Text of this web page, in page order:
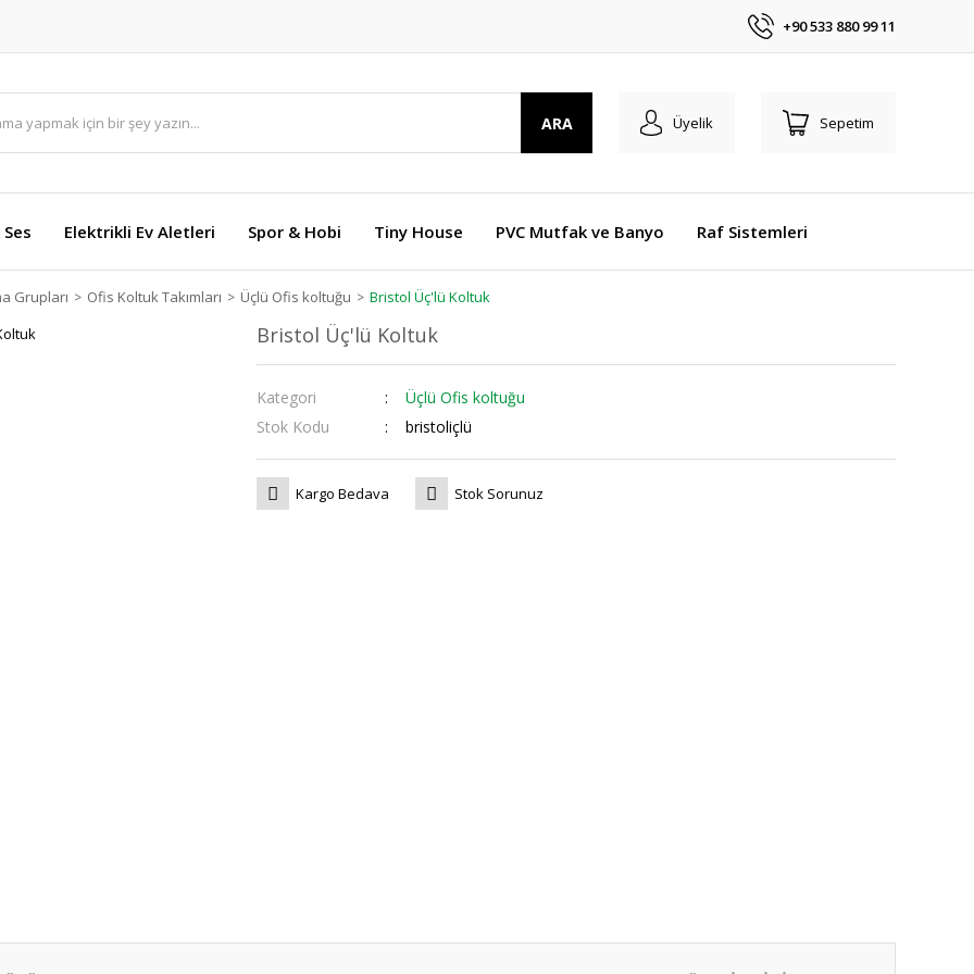
+90 533 880 99 11
ARA Üyelik Sepetim
Elektrikli Ev Aletleri Spor & Hobi Tiny House PVC Mutfak ve Banyo Raf Sistemleri
Grupları Ofis Koltuk Takımları Üçlü Ofis koltuğu Bristol Üç'lü Koltuk
Bristol Üç'lü Koltuk
Kategori
Üçlü Ofis koltuğu
Stok Kodu
bristoliçlü
Kargo Bedava Stok Sorunuz